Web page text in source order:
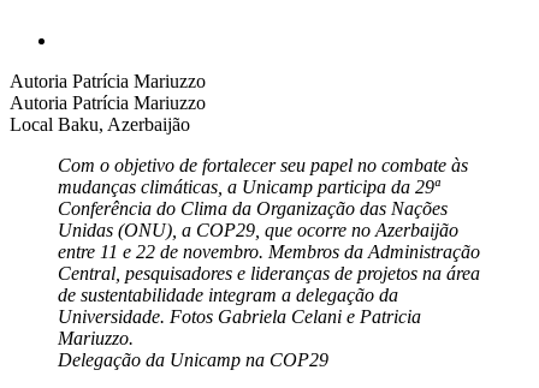
Autoria Patrícia Mariuzzo
Autoria Patrícia Mariuzzo
Local Baku, Azerbaijão
Com o objetivo de fortalecer seu papel no combate às
mudanças climáticas, a Unicamp participa da 29ª
Conferência do Clima da Organização das Nações
Unidas (ONU), a COP29, que ocorre no Azerbaijão
entre 11 e 22 de novembro. Membros da Administração
Central, pesquisadores e lideranças de projetos na área
de sustentabilidade integram a delegação da
Universidade. Fotos Gabriela Celani e Patricia
Mariuzzo.
Delegação da Unicamp na COP29